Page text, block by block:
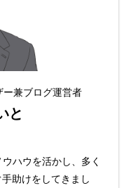
ー兼ブログ運営者
と
ハウを活かし、多く
助けをしてきまし